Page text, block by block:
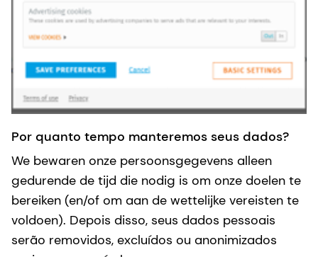
Por quanto tempo manteremos seus dados?
We bewaren onze persoonsgegevens alleen
gedurende de tijd die nodig is om onze doelen te
bereiken (en/of om aan de wettelijke vereisten te
voldoen). Depois disso, seus dados pessoais
serão removidos, excluídos ou anonimizados